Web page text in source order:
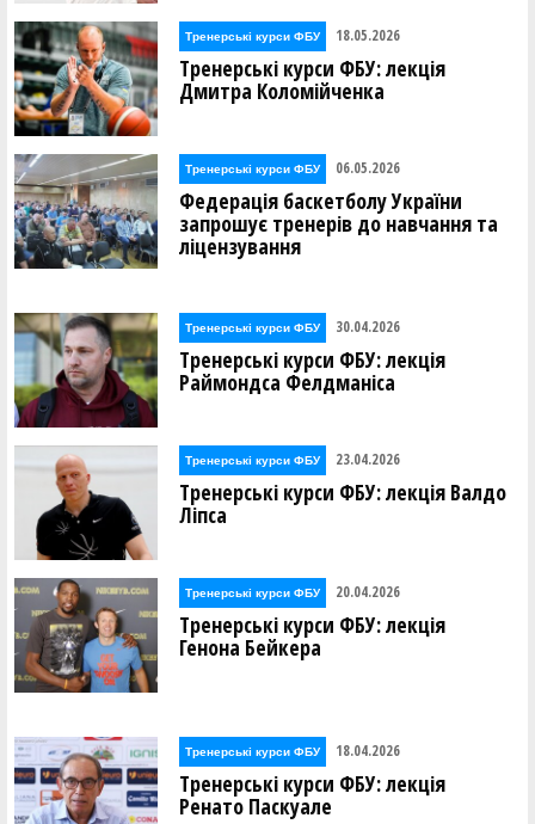
Тренерські курси ФБУ 18.05.2026
Тренерські курси ФБУ: лекція
Дмитра Коломійченка
Тренерські курси ФБУ 06.05.2026
Федерація баскетболу України
запрошує тренерів до навчання та
ліцензування
Тренерські курси ФБУ 30.04.2026
Тренерські курси ФБУ: лекція
Раймондса Фелдманіса
Тренерські курси ФБУ 23.04.2026
Тренерські курси ФБУ: лекція Валдо
Ліпса
Тренерські курси ФБУ 20.04.2026
Тренерські курси ФБУ: лекція
Генона Бейкера
Тренерські курси ФБУ 18.04.2026
Тренерські курси ФБУ: лекція
Ренато Паскуале